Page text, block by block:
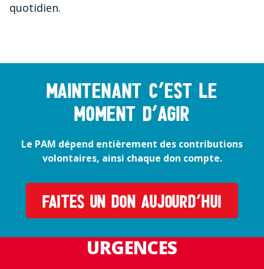
quotidien.
Maintenant c’est le
moment d’agir
Le PAM dépend entièrement des contributions
volontaires, ainsi chaque don compte.
FAITES UN DON AUJOURD’HUI
URGENCES